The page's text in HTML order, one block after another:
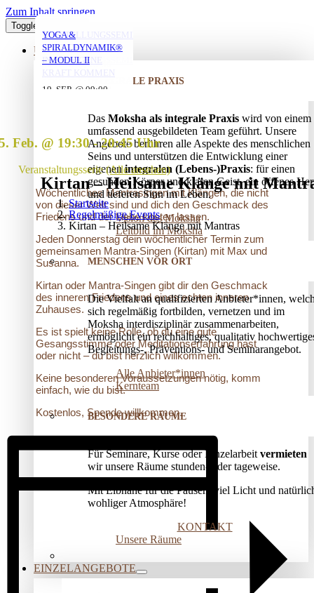
Zum Inhalt springen
Toggle Navigation
ÜBER UNS
INTEGRALE PRAXIS
Das Moksha als integrale Praxis wird von einem
umfassend ausgebildeten Team geführt. Unsere
Angebote berühren alle Aspekte des menschlichen
Seins und unterstützen die Entwicklung einer
eigenenintegralen (Lebens-)Praxis: für einen
gesunden Körper und klaren Geist, ein offenes
und tieferen Sinn im Leben.
Vision des Moksha
Leitbild im Moksha
MENSCHEN VOR ORT
Die Vielfalt an qualifizierten Anbieter*innen,
sich regelmäßig fortbilden, vernetzen und im
Moksha interdisziplinär zusammenarbeiten,
ermöglicht ein reichhaltiges, qualitativ
Begleitungs-, Präventions­- und Seminarangebot.
Alle Anbieter*innen
Kernteam
BESONDERE RÄUME
Für Seminare, Kurse oder Einzelarbeit vermieten
wir unsere Räume stunden- oder tageweise.
Mit Elbnähe für die Pausen, viel Licht und
wohliger Atmosphäre!
KONTAKT
Unsere Räume
EINZELANGEBOTE
Kirtan – Heilsame Klänge mit
Startseite
Regelmäßige Events
Kirtan – Heilsame Klänge mit Mantras
Feb. @ 19:30-20:45
Veranstaltungsserie(Alle ansehen)
Wöchentliches Mantrasingen mit Klängen, die nicht
von dieser Welt sind und dich den Geschmack des
Friedens und der Liebe kosten lassen.
Jeden Donnerstag dein wöchentlicher Termin zum
gemeinsamen Mantra-Singen (Kirtan) mit Max und
Susanna.
Kirtan oder Mantra-Singen gibt dir den Geschmack
des inneren Friedens und eines echten inneren
Zuhauses.
Es ist spielt keine Rolle, ob du eine gute
Gesangsstimme oder Meditationserfahrung hast
oder nicht – du bist herzlich willkommen.
Keine besonderen Voraussetzungen nötig, komm
einfach, wie du bist.
Kostenlos, Spende willkommen.
YOGA FÜR ÄLTERE
MIT ANNA
06. AUG. @ 17:45-
YOGA MIT ANNA
06. AUG. @ 19:30
20:45
MORGENYOGA MIT
ANNA
07. AUG. @ 08:00-
VERSTRICKUNGEN
LÖSEN – OFFENES
AUFSTELLUNGSSEMINAR
25. AUG. @ 17:00
AUFSTELLUNGSSEMINAR
– MIT DEM VATER
IN DIE EIGENE
KRAFT KOMMEN
YOGA &
SPIRALDYNAMIK®
– MODUL II
19. SEP. @ 09:00
20. SEP. @ 16:00